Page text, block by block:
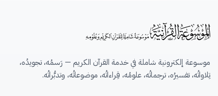
موسوعة إلكترونية شاملة في خدمة القرآن الكريم — رَسمُه، تجويدُه،
تِلاواتُه، تفسيرُه، ترجماتُه، علومُه، قِراءاتُه، موضوعاتُه، وتدبُّراتُه.